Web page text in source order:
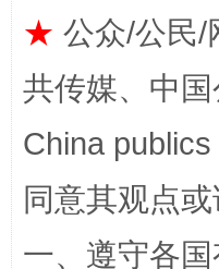
★ 公众/公民/
共传媒、中
China
同意其观点
一、遵守各